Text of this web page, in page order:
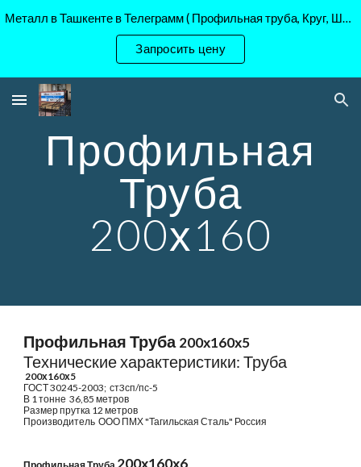
Skip to navigation
Металл в Ташкенте в Телеграмм ( Профильная труба, Круг, Шестигранник Ст45, 40Х, )
Запросить цену
Профильная
Труба
200х160
Профильная Труба200х160х5
Технические характеристики: Труба
200х160х5
ГОСТ30245-2003;ст3сп/пс-5
В 1 тонне 36,85 метров
Размер прутка 12метров
Производитель ООО ПМХ "Тагильская Сталь" Россия
200х160х6